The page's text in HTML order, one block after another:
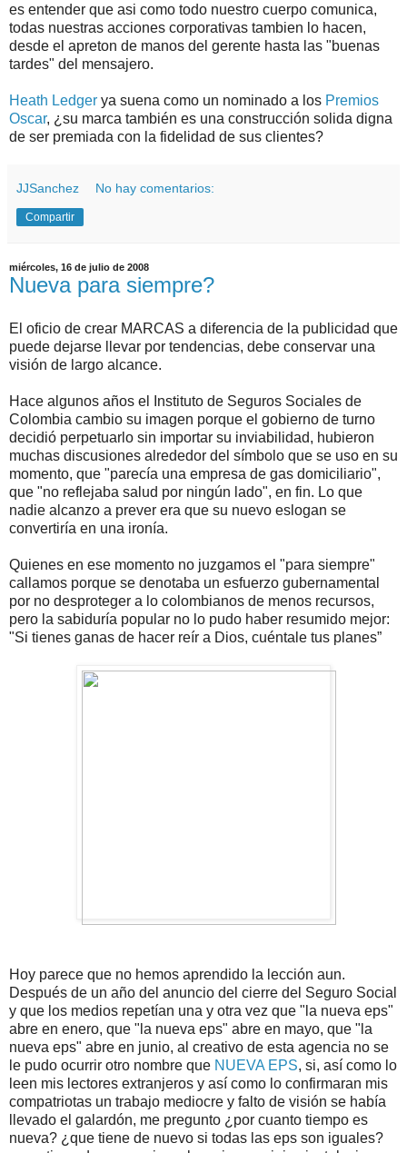
es entender que asi como todo nuestro cuerpo comunica,
todas nuestras acciones corporativas tambien lo hacen,
desde el apreton de manos del gerente hasta las "buenas
tardes" del mensajero.
Heath Ledger ya suena como un nominado a los Premios
Oscar, ¿su marca también es una construcción solida digna
de ser premiada con la fidelidad de sus clientes?
JJSanchez No hay comentarios:
Compartir
miércoles, 16 de julio de 2008
Nueva para siempre?
El oficio de crear MARCAS a diferencia de la publicidad que
puede dejarse llevar por tendencias, debe conservar una
visión de largo alcance.
Hace algunos años el Instituto de Seguros Sociales de
Colombia cambio su imagen porque el gobierno de turno
decidió perpetuarlo sin importar su inviabilidad, hubieron
muchas discusiones alrededor del símbolo que se uso en su
momento, que "parecía una empresa de gas domiciliario",
que "no reflejaba salud por ningún lado", en fin. Lo que
nadie alcanzo a prever era que su nuevo eslogan se
convertiría en una ironía.
Quienes en ese momento no juzgamos el "para siempre"
callamos porque se denotaba un esfuerzo gubernamental
por no desproteger a lo colombianos de menos recursos,
pero la sabiduría popular no lo pudo haber resumido mejor:
"Si tienes ganas de hacer reír a Dios, cuéntale tus planes”
Hoy parece que no hemos aprendido la lección aun.
Después de un año del anuncio del cierre del Seguro Social
y que los medios repetían una y otra vez que "la nueva eps"
abre en enero, que "la nueva eps" abre en mayo, que "la
nueva eps" abre en junio, al creativo de esta agencia no se
le pudo ocurrir otro nombre que NUEVA EPS, si, así como lo
leen mis lectores extranjeros y así como lo confirmaran mis
compatriotas un trabajo mediocre y falto de visión se había
llevado el galardón, me pregunto ¿por cuanto tiempo es
nueva? ¿que tiene de nuevo si todas las eps son iguales?